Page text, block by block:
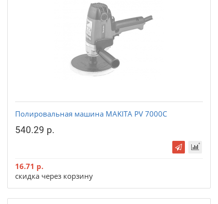
Полировальная машина MAKITA PV 7000C
540.29 р.
16.71 р.
скидка через корзину